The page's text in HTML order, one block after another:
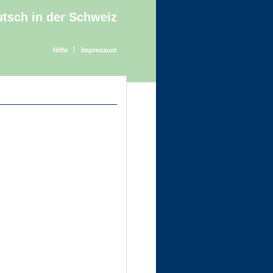
in der Schweiz
Hilfe Impressum